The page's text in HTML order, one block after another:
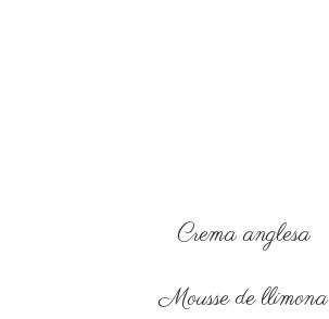
Crema anglesa
Mousse de llimona